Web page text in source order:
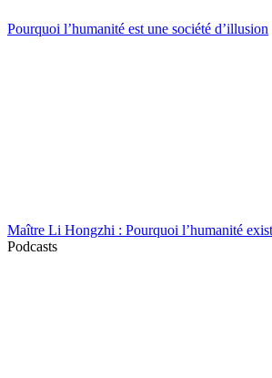
Pourquoi l’humanité est une société d’illusion
Maître Li Hongzhi : Pourquoi l’humanité
Podcasts